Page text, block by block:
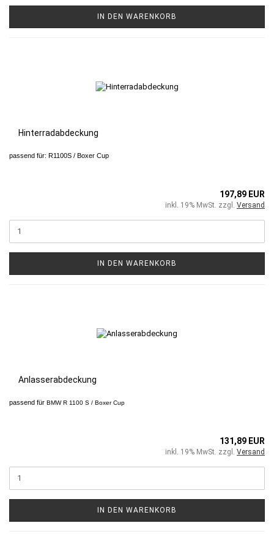
IN DEN WARENKORB
Hinterradabdeckung
passend für: R1100S / Boxer Cup
197,89 EUR
inkl. 19% MwSt. zzgl. Versand
IN DEN WARENKORB
Anlasserabdeckung
passend für BMW R 1100 S / Boxer Cup
131,89 EUR
inkl. 19% MwSt. zzgl. Versand
IN DEN WARENKORB